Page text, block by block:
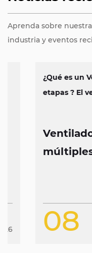
Aprenda sobre
industria y eventos
Ventilador
múltiples:
¿Qué es un Ventilador centrífugo de múltiples
etapas ? El
08